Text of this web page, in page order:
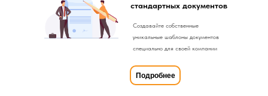
стандартных документов
Создавайте собственные
уникальные шаблоны документов
специально для своей компании
Подробнее